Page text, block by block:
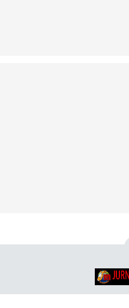
Copyright ©2026Jurnal